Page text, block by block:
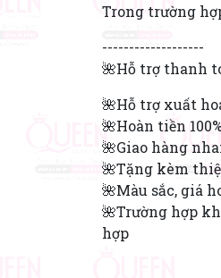
Trong trường
-------------------
🌺Hỗ trợ thanh
🌺Hỗ trợ xuất
🌺Hoàn tiền
🌺Giao hàng
🌺Tặng kèm
🌺Màu sắc, giá
🌺Trường hợp
hợp